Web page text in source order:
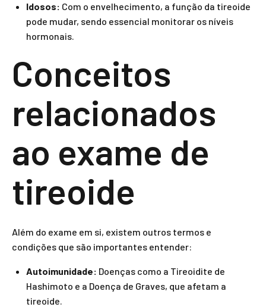
Idosos: Com o envelhecimento, a função da tireoide
pode mudar, sendo essencial monitorar os níveis
hormonais.
Conceitos
relacionados
ao exame de
tireoide
Além do exame em si, existem outros termos e
condições que são importantes entender:
Autoimunidade: Doenças como a Tireoidite de
Hashimoto e a Doença de Graves, que afetam a
tireoide.